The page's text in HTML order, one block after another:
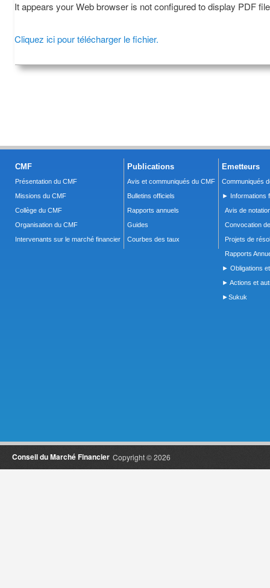
It appears your Web browser is not configured to display PDF
Cliquez ici pour télécharger le fichier.
CMF
Présentation du CMF
Missions du CMF
Collège du CMF
Organisation du CMF
Intervenants sur le marché financier
Publications
Avis et communiqués du CMF
Bulletins officiels
Rapports annuels
Guides
Courbes des taux
Emetteurs
Communiqués
► Informations
Avis de
Convocation
Projets de
Rapports
► Obligations
► Actions et
►Sukuk
Copyright © 2026
Conseil du Marché Financier